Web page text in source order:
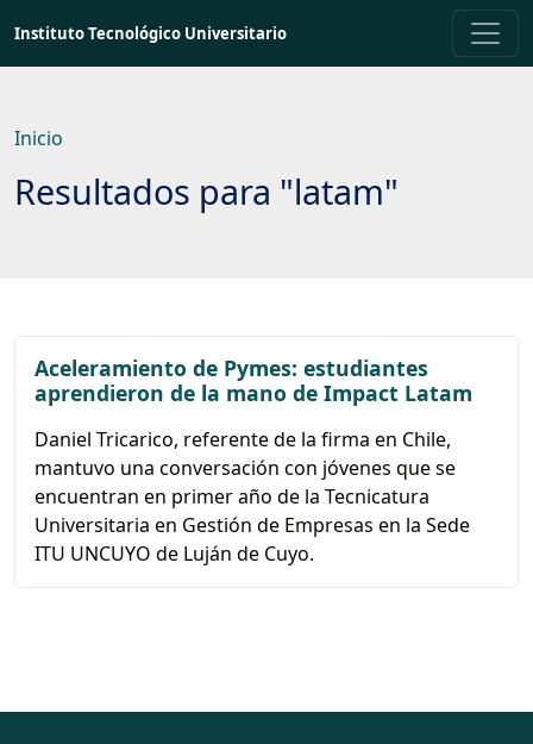
contenido
Instituto Tecnológico Universitario
Inicio
Resultados para "latam"
Aceleramiento de Pymes: estudiantes
aprendieron de la mano de Impact Latam
Daniel Tricarico, referente de la firma en Chile,
mantuvo una conversación con jóvenes que se
encuentran en primer año de la Tecnicatura
Universitaria en Gestión de Empresas en la Sede
ITU UNCUYO de Luján de Cuyo.